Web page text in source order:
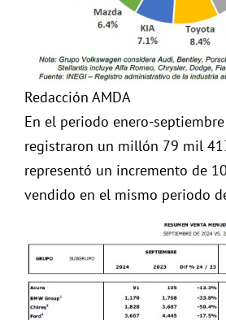
Redacción AMDA
En el periodo enero-
registraron un millón 79 mil
representó un incremento de
vendido en el mismo periodo